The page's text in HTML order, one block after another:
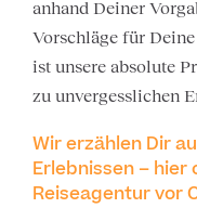
anhand Deiner
Vorschläge für Deine
ist unsere absolute
zu unvergesslichen
Wir erzählen Dir
Erlebnissen – hier
Reiseagentur vor